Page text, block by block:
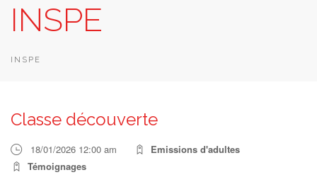
GRILLE DES PROGRAMMES
EMISSIONS / PODCASTS
RECHERCHER
INSPE
INSPE
Classe découverte
18/01/2026 12:00 am
Emissions d'adultes
Témoignages